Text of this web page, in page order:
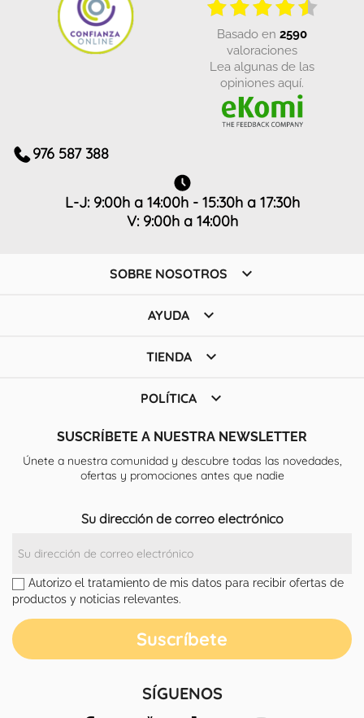
basado en 2590
valoraciones
Lea algunas de las
opiniones aquí.
976 587 388
L-J: 9:00h a 14:00h - 15:30h a 17:30h
V: 9:00h a 14:00h
SOBRE NOSOTROS 
AYUDA 
TIENDA 
POLÍTICA 
SUSCRÍBETE A NUESTRA NEWSLETTER
Únete a nuestra comunidad y descubre todas las novedades,
ofertas y promociones antes que nadie
Su dirección de correo electrónico
Autorizo el tratamiento de mis datos para recibir ofertas de
productos y noticias relevantes.
SÍGUENOS